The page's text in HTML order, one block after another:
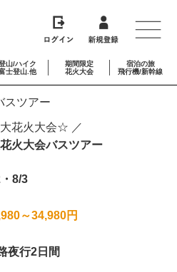
山/ハイク
士登山.他
期間限定
花火大会
宿泊の旅
飛行機/新幹線
花火大会☆ ／
火大会バスツアー
8/3
～34,980円
夜行2日間